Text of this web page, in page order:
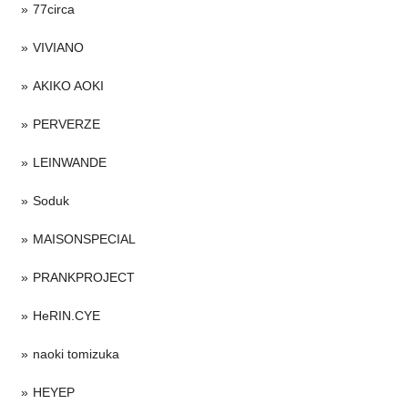
77circa
VIVIANO
AKIKO AOKI
PERVERZE
LEINWANDE
Soduk
MAISONSPECIAL
PRANKPROJECT
HeRIN.CYE
naoki tomizuka
HEYEP